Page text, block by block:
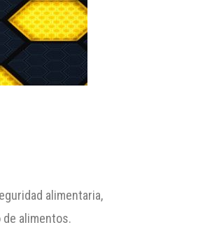
alimentaria,
alimentos.